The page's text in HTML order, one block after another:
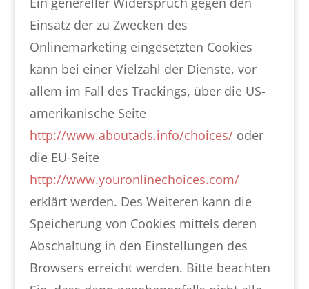
Einsatz der zu Zwecken des
Onlinemarketing eingesetzten Cookies
kann bei einer Vielzahl der Dienste, vor
allem im Fall des Trackings, über die US-
amerikanische Seite
http://www.aboutads.info/choices/oder
die EU-Seite
http://www.youronlinechoices.com/
erklärt werden. Des Weiteren kann die
Speicherung von Cookies mittels deren
Abschaltung in den Einstellungen des
Browsers erreicht werden. Bitte beachten